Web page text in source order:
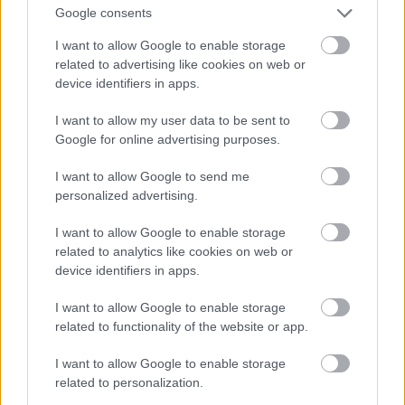
Google consents
I want to allow Google to enable storage
related to advertising like cookies on web or
device identifiers in apps.
I want to allow my user data to be sent to
Google for online advertising purposes.
I want to allow Google to send me
personalized advertising.
I want to allow Google to enable storage
related to analytics like cookies on web or
device identifiers in apps.
I want to allow Google to enable storage
related to functionality of the website or app.
I want to allow Google to enable storage
related to personalization.
κάθε θεατρόφιλου. Στις σκηνές της ανεβαίνουν
πολύκροτες υπερπαραγωγές, από το Lion King σε
μιούζικαλ μέχρι το… πολυχρονεμένο Chicago και
εκδοχή τους, με χολιγουντιανούς πρωταγωνιστές
που θα δυσκολευόσασταν να πιστέψετε ότι
κυκλοφορούν ανάμεσά μας –ή σε μια σκηνή στα
δέκα μέτρα από τη μύτη μας. Οι τιμές των
εισιτηρίων δεν είναι όσο απαγορευτικές θα
φανταζόταν κανείς, ενώ οι θέσεις της ίδιας
ημέρας που δεν έχουν πουληθεί ξεκινούν να
διατίθενται στο περίπτερο της Times Square από
τις 3.00 το μεσημέρι, έως και 75% φθηνότερα.